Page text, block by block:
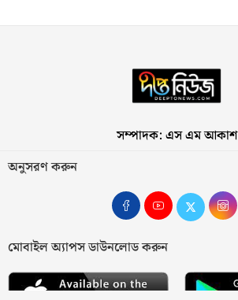
সম্পাদক: এস এম আকাশ
অনুসরণ করুন
মোবাইল অ্যাপস ডাউনলোড করুন